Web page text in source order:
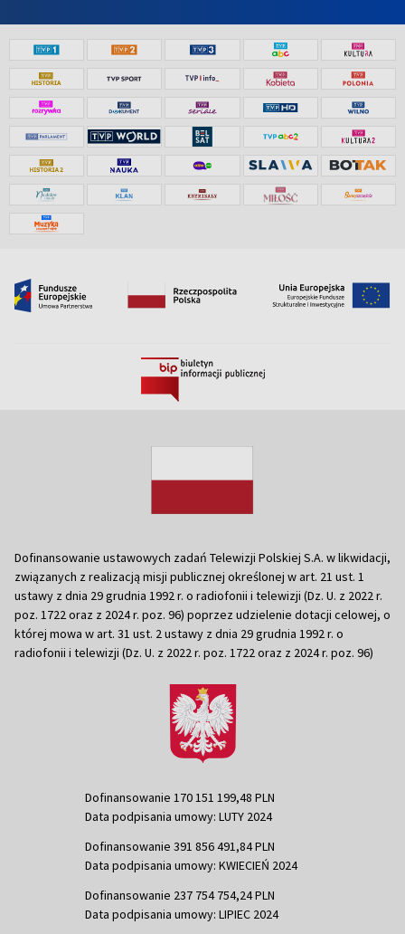
Dofinansowanie ustawowych zadań Telewizji Polskiej S.A. w likwidacji,
związanych z realizacją misji publicznej określonej w art. 21 ust. 1
ustawy z dnia 29 grudnia 1992 r. o radiofonii i telewizji (Dz. U. z 2022 r.
poz. 1722 oraz z 2024 r. poz. 96) poprzez udzielenie dotacji celowej, o
której mowa w art. 31 ust. 2 ustawy z dnia 29 grudnia 1992 r. o
radiofonii i telewizji (Dz. U. z 2022 r. poz. 1722 oraz z 2024 r. poz. 96)
Dofinansowanie 170 151 199,48 PLN
Data podpisania umowy: LUTY 2024
Dofinansowanie 391 856 491,84 PLN
Data podpisania umowy: KWIECIEŃ 2024
Dofinansowanie 237 754 754,24 PLN
Data podpisania umowy: LIPIEC 2024